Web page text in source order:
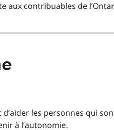
aux contribuables de
les personnes qui
à l’autonomie.